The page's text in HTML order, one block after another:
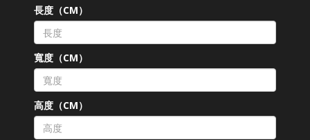
長度（CM）
寬度（CM）
高度（CM）